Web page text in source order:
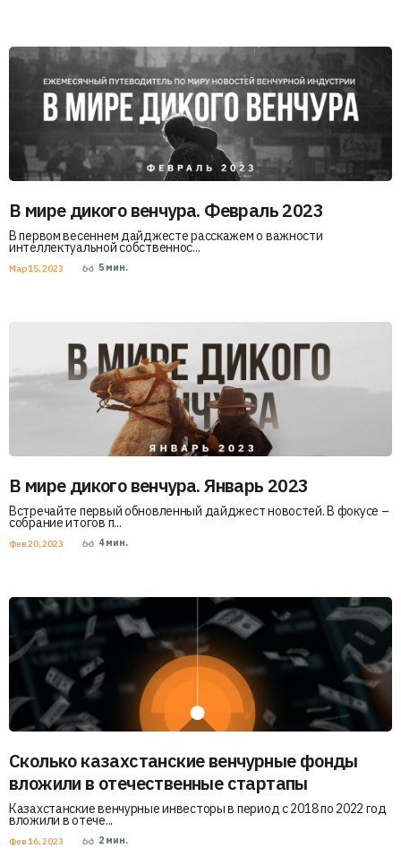
В мире дикого венчура. Февраль 2023
В первом весеннем дайджесте расскажем о важности
интеллектуальной собственнос...
Мар 15, 2023 5 мин.
В мире дикого венчура. Январь 2023
Встречайте первый обновленный дайджест новостей. В фокусе –
собрание итогов п...
Фев 20, 2023 4мин.
Сколько казахстанские венчурные фонды
вложили в отечественные стартапы
Казахстанские венчурные инвесторы в период с 2018 по 2022 год
вложили в отече...
Фев 16, 2023 2 мин.